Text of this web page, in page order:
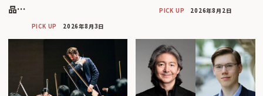
品…
PICK UP 2026年8月3日
PICK UP 2026年8月2日